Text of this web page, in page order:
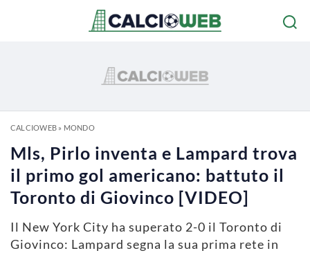
CALCIOWEB» MONDO
Mls, Pirlo inventa e Lampard trova
il primo gol americano: battuto il
Toronto di Giovinco [VIDEO]
Il New York City ha superato 2-0 il Toronto di
Giovinco: Lampard segna la sua prima rete in